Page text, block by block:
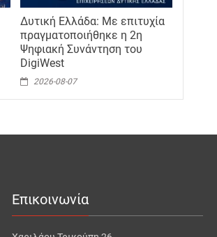
Δυτική Ελλάδα: Με επιτυχία
πραγματοποιήθηκε η 2η
Ψηφιακή Συνάντηση του
DigiWest
2026-08-07
Επικοινωνία